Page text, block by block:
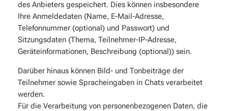
des Anbieters gespeichert. Dies können insbesondere
Ihre Anmeldedaten (Name, E-Mail-Adresse,
Telefonnummer (optional) und Passwort) und
Sitzungsdaten (Thema, Teilnehmer-IP-Adresse,
Geräteinformationen, Beschreibung (optional)) sein.
Darüber hinaus können Bild- und Tonbeiträge der
Teilnehmer sowie Spracheingaben in Chats verarbeitet
werden.
Für die Verarbeitung von personenbezogenen Daten, die